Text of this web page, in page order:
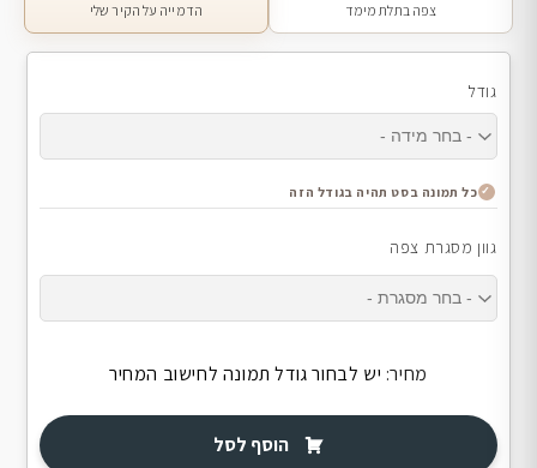
צפה בתלת מימד הדמייה על הקיר שלי
גודל
כל תמונה בסט תהיה בגודל הזה
גוון מסגרת צפה
מחיר: יש לבחור גודל תמונה לחישוב המחיר
הוסף לסל